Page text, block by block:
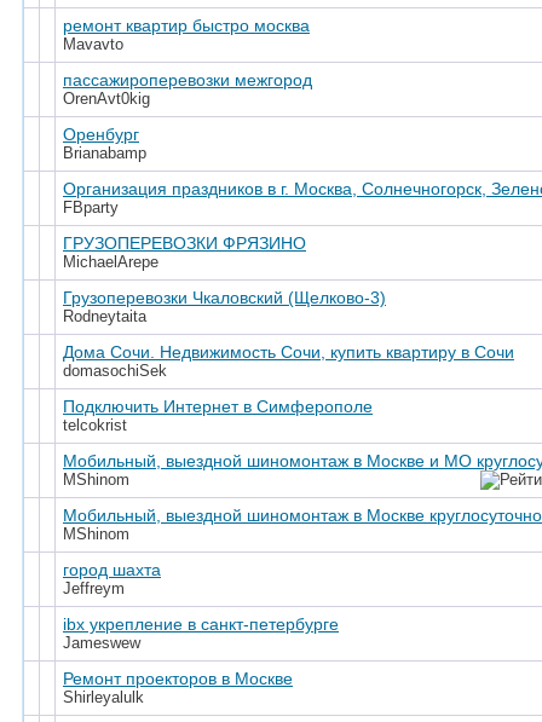
ремонт квартир быстро москва
Mavavto
пассажироперевозки межгород
OrenAvt0kig
Оренбург
Brianabamp
Организация праздников в г. Москва, Солнечногорск,
FBparty
ГРУЗОПЕРЕВОЗКИ ФРЯЗИНО
MichaelArepe
Грузоперевозки Чкаловский (Щелково-3)
Rodneytaita
Дома Сочи. Недвижимость Сочи, купить квартиру в Сочи
domasochiSek
Подключить Интернет в Симферополе
telcokrist
Мобильный, выездной шиномонтаж в Москве и МО
MShinom
Мобильный, выездной шиномонтаж в Москве
MShinom
город шахта
Jeffreym
ibx укрепление в санкт-петербурге
Jameswew
Ремонт проекторов в Москве
Shirleyalulk